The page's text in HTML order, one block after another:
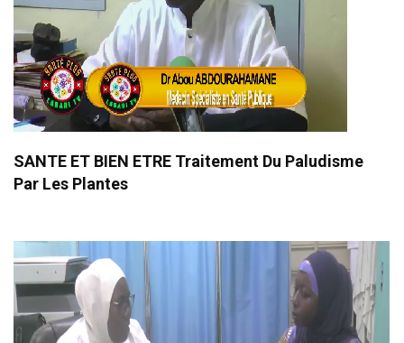
SANTE ET BIEN ETRE Traitement Du Paludisme
Par Les Plantes